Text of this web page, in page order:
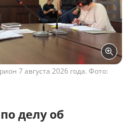
7 августа 2026 года. Фото:
делу об